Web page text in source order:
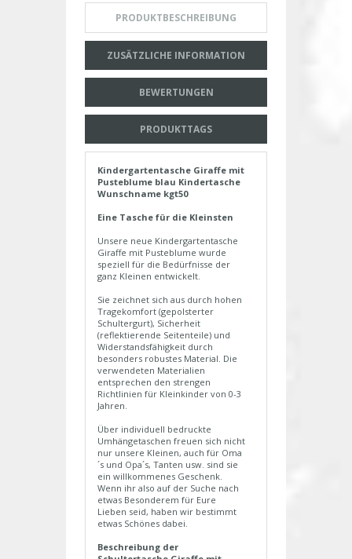
PRODUKTBESCHREIBUNG
ZUSÄTZLICHE INFORMATION
BEWERTUNGEN
PRODUKTTAGS
Kindergartentasche Giraffe mit
Pusteblume blau Kindertasche
Wunschname kgt50
Eine Tasche für die Kleinsten
Unsere neue Kindergartentasche
Giraffe mit Pusteblume wurde
speziell für die Bedürfnisse der
ganz Kleinen entwickelt.
Sie zeichnet sich aus durch hohen
Tragekomfort (gepolsterter
Schultergurt), Sicherheit
(reflektierende Seitenteile) und
Widerstandsfähigkeit durch
besonders robustes Material. Die
verwendeten Materialien
entsprechen den strengen
Richtlinien für Kleinkinder von 0-3
Jahren.
Über individuell bedruckte
Umhängetaschen freuen sich nicht
nur unsere Kleinen, auch für Oma
´s und Opa´s, Tanten usw. sind sie
ein willkommenes Geschenk.
Wenn ihr also auf der Suche nach
etwas Besonderem für Eure
Lieben seid, haben wir bestimmt
etwas Schönes dabei.
Beschreibung der